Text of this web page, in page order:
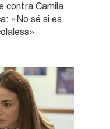
contra Camila
«No sé si es